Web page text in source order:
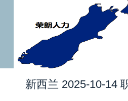
新西兰 2025-10-14